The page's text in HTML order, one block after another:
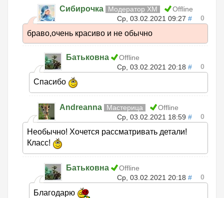
Сибирочка Модератор ХМ
Offline
Ср, 03.02.2021 09:27 # 0
браво,очень красиво и не обычно
Батьковна
Offline
Ср, 03.02.2021 20:18 # 0
Спасибо
Andreanna Мастерица
Offline
Ср, 03.02.2021 18:59 # 0
Необычно! Хочется рассматривать детали!
Класс!
Батьковна
Offline
Ср, 03.02.2021 20:18 # 0
Благодарю